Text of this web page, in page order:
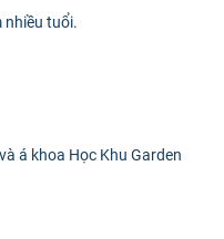
nhiều tuổi.
á khoa Học Khu Garden